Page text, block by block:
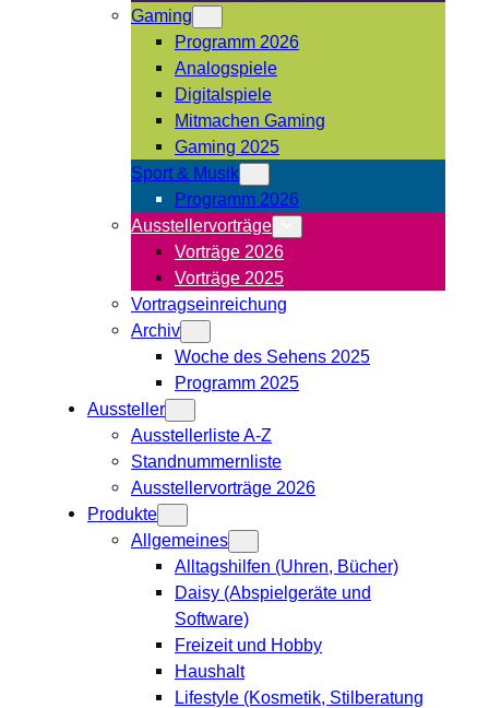
Gaming
Programm 2026
Analogspiele
Digitalspiele
Mitmachen Gaming
Gaming 2025
Sport & Musik
Programm 2026
Ausstellervorträge
Vorträge 2026
Vorträge 2025
Vortragseinreichung
Archiv
Woche des Sehens 2025
Programm 2025
Aussteller
Ausstellerliste A-Z
Standnummernliste
Ausstellervorträge 2026
Produkte
Allgemeines
Alltagshilfen (Uhren, Bücher)
Daisy (Abspielgeräte und
Software)
Freizeit und Hobby
Haushalt
Lifestyle (Kosmetik, Stilberatung